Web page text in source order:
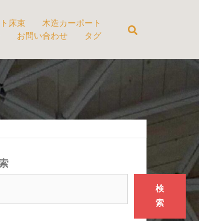
床束
木造カーポート
お問い合わせ タグ
検
索